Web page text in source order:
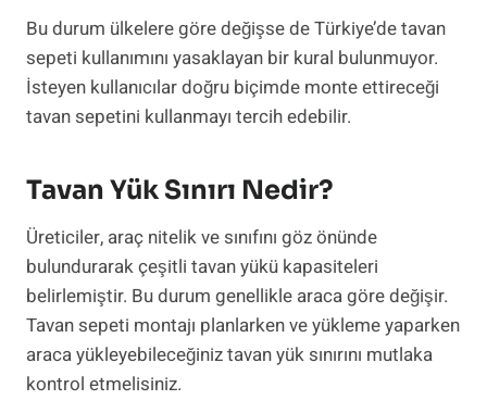
Bu durum ülkelere göre değişse de Türkiye’de tavan
sepeti kullanımını yasaklayan bir kural bulunmuyor.
İsteyen kullanıcılar doğru biçimde monte ettireceği
tavan sepetini kullanmayı tercih edebilir.
Tavan Yük Sınırı Nedir?
Üreticiler, araç nitelik ve sınıfını göz önünde
bulundurarak çeşitli tavan yükü kapasiteleri
belirlemiştir. Bu durum genellikle araca göre değişir.
Tavan sepeti montajı planlarken ve yükleme yaparken
araca yükleyebileceğiniz tavan yük sınırını mutlaka
kontrol etmelisiniz.